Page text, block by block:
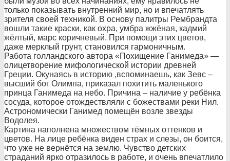
только показывать внутренний мир, но и впечатлять
зрителя своей техникой. В основу палитры Рембрандта
вошли такие краски, как охра, умбра жжёная, кадмий
жёлтый, марс коричневый. При помощи этих цветов,
даже мерклый грунт, становился гармоничным.
Работа голландского автора «Похищение Ганимеда» —
олицетворение мифологической истории древней
Греции. Окунаясь в историю ,вспоминаешь, как Зевс –
высший бог Олимпа, приказал похитить маленького
принца Ганимеда на небо. Причина – наличие у ребёнка
сосуда, которое отождествляли с божествами реки Нил.
Астрономически Ганимед помещён возле звезды
Водолея.
Картина наполнена множеством тёмных оттенков и
цветов. На лице ребёнка виден страх и слезы, он боится,
что уже не вернётся на землю. Чувство детских
страданий ярко отразилось в работе, и очень впечатлило